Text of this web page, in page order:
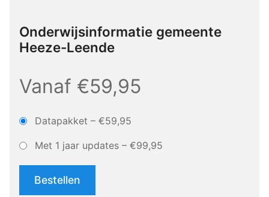
Onderwijsinformatie gemeente
Heeze-Leende
Vanaf €59,95
Datapakket – €59,95
Met 1 jaar updates – €99,95
Bestellen